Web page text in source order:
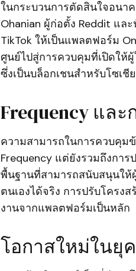
ในกระบวนการตัดสินใจอนา
Ohanian ผู้ก่อตั้ง Reddit แล
TikTok ให้เป็นแพลตฟอร์ม
ศูนย์ไปสู่การควบคุมที่เปิดให้
ซึ่งเป็นบล็อกเชนสำหรับโซเ
Frequency แล
ความสามารถในการควบคุม
Frequency แต่ยังรวมถึงการ
พื้นฐานที่สามารถสนับสนุนใ
ตนเองได้จริง การปรับโครง
งานจากแพลตฟอร์มเป็นหลัก
โอกาสใหม่ในยุ